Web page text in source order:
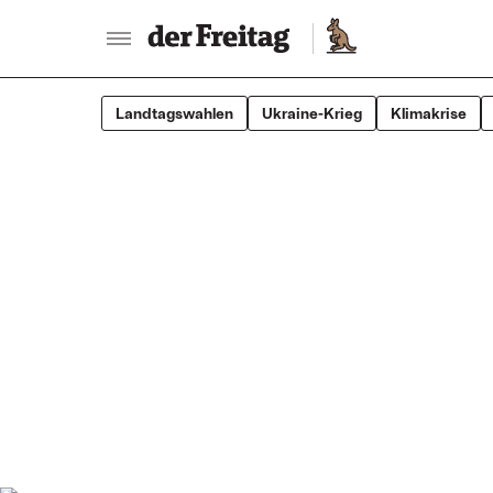
Landtagswahlen Ukraine-Krieg Klimakrise
Der Freitag - Aktuelle